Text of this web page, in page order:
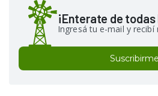
¡Enterate de
Ingresá tu e-mail y
Suscribirme